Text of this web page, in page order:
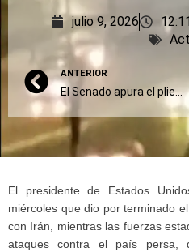
julio 9, 2026
ANTERIOR
El Senado apura el pliego del juez que salvó la reforma laboral e intervino la UOM
El presidente de Estados
miércoles que dio por terminado
con Irán, mientras las fuerzas
ataques contra el país persa,